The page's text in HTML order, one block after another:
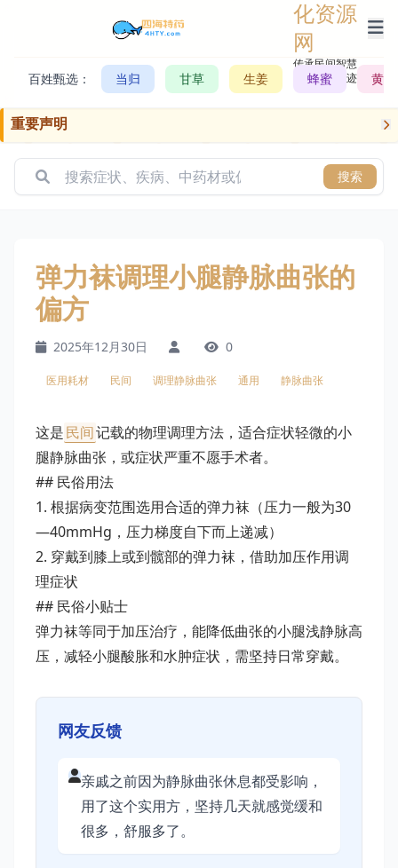
化资源
网
传承民间智慧，
记录历史轨迹
百姓甄选： 当归 甘草 生姜 蜂蜜 黄芪
重要声明
搜索
弹力袜调理小腿静脉曲张的
偏方
2025年12月30日 0
医用耗材 民间 调理静脉曲张 通用 静脉曲张
这是民间记载的物理调理方法，适合症状轻微的小
腿静脉曲张，或症状严重不愿手术者。
## 民俗用法
1. 根据病变范围选用合适的弹力袜（压力一般为30
—40mmHg，压力梯度自下而上递减）
2. 穿戴到膝上或到髋部的弹力袜，借助加压作用调
理症状
## 民俗小贴士
弹力袜等同于加压治疗，能降低曲张的小腿浅静脉高
压，减轻小腿酸胀和水肿症状，需坚持日常穿戴。
网友反馈
亲戚之前因为静脉曲张休息都受影响，
用了这个实用方，坚持几天就感觉缓和
很多，舒服多了。